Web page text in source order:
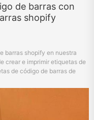
de barras con
shopify
barras shopify en nuestra
crear e imprimir etiquetas de
de código de barras de
correcta para liberar el